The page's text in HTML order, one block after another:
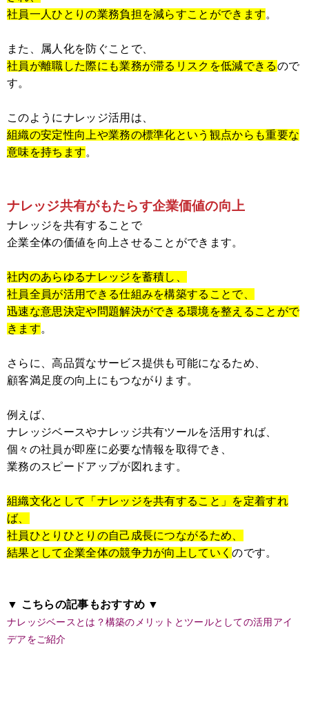
社員一人ひとりの業務負担を減らすことができます。
また、属人化を防ぐことで、
社員が離職した際にも業務が滞るリスクを低減できるので
す。
このようにナレッジ活用は、
組織の安定性向上や業務の標準化という観点からも重要な
意味を持ちます。
ナレッジ共有がもたらす企業価値の向上
ナレッジを共有することで
企業全体の価値を向上させることができます。
社内のあらゆるナレッジを蓄積し、
社員全員が活用できる仕組みを構築することで、
迅速な意思決定や問題解決ができる環境を整えることがで
きます。
さらに、高品質なサービス提供も可能になるため、
顧客満足度の向上にもつながります。
例えば、
ナレッジベースやナレッジ共有ツールを活用すれば、
個々の社員が即座に必要な情報を取得でき、
業務のスピードアップが図れます。
組織文化として「ナレッジを共有すること」を定着すれ
ば、
社員ひとりひとりの自己成長につながるため、
結果として企業全体の競争力が向上していくのです。
▼ こちらの記事もおすすめ ▼
ナレッジベースとは？構築のメリットとツールとしての活用アイ
デアをご紹介